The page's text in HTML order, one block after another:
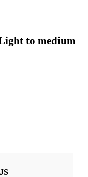
to medium